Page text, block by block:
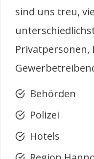
sind uns treu,
Privatpersonen,
Behörden
Polizei
Hotels